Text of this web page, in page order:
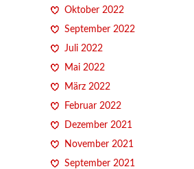
Oktober 2022
September 2022
Juli 2022
Mai 2022
März 2022
Februar 2022
Dezember 2021
November 2021
September 2021